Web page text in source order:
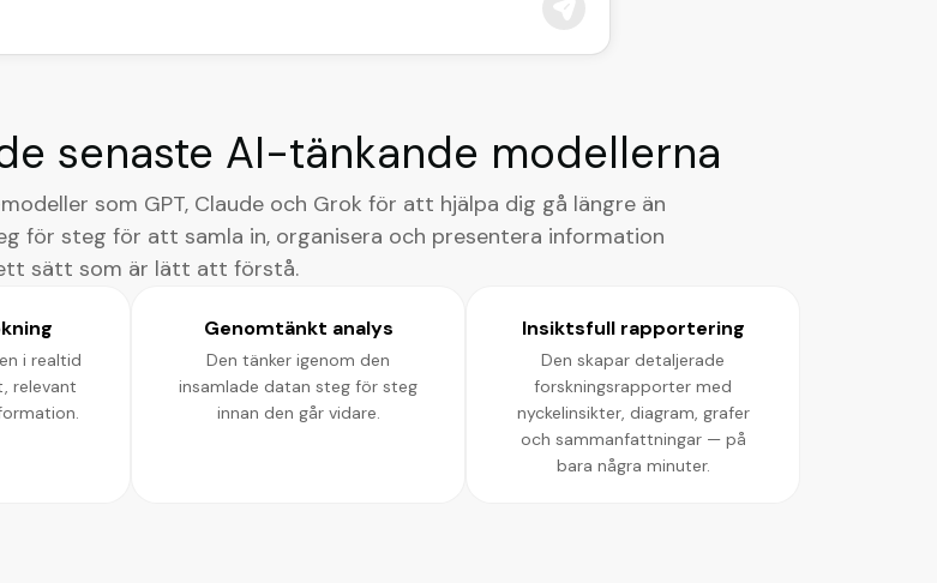
senaste AI-tänkande modellerna
som GPT, Claude och Grok för att hjälpa dig gå längre än
för steg för att samla in, organisera och presentera information
sätt som är lätt att förstå.
i realtid
relevant
Genomtänkt analys
Den tänker igenom den
insamlade datan steg för steg
innan den går vidare.
Insiktsfull rapportering
Den skapar detaljerade
forskningsrapporter med
nyckelinsikter, diagram, grafer
och sammanfattningar — på
bara några minuter.